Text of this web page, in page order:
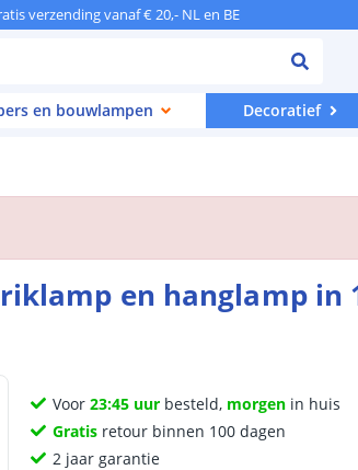
verzending vanaf € 20,- NL en BE
en bouwlampen Decoratief
en hanglamp in
Voor23:45 uur besteld, morgen in huis
Gratis retour binnen 100 dagen
2 jaar garantie